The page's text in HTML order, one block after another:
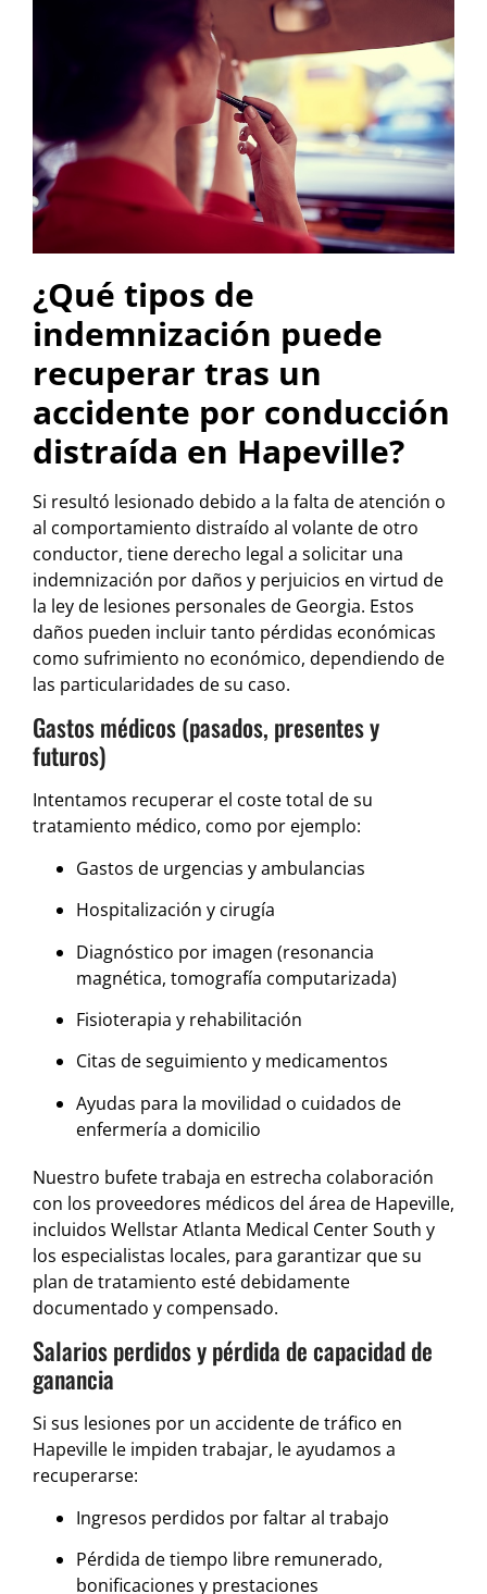
¿Qué tipos de
indemnización puede
recuperar tras un
accidente por conducción
distraída en Hapeville?
Si resultó lesionado debido a la falta de atención o
al comportamiento distraído al volante de otro
conductor, tiene derecho legal a solicitar una
indemnización por daños y perjuicios en virtud de
la ley de lesiones personales de Georgia. Estos
daños pueden incluir tanto pérdidas económicas
como sufrimiento no económico, dependiendo de
las particularidades de su caso.
Gastos médicos (pasados, presentes y
futuros)
Intentamos recuperar el coste total de su
tratamiento médico, como por ejemplo:
Gastos de urgencias y ambulancias
Hospitalización y cirugía
Diagnóstico por imagen (resonancia
magnética, tomografía computarizada)
Fisioterapia y rehabilitación
Citas de seguimiento y medicamentos
Ayudas para la movilidad o cuidados de
enfermería a domicilio
Nuestro bufete trabaja en estrecha colaboración
con los proveedores médicos del área de Hapeville,
incluidos Wellstar Atlanta Medical Center South y
los especialistas locales, para garantizar que su
plan de tratamiento esté debidamente
documentado y compensado.
Salarios perdidos y pérdida de capacidad de
ganancia
Si sus lesiones por un accidente de tráfico en
Hapeville le impiden trabajar, le ayudamos a
recuperarse:
Ingresos perdidos por faltar al trabajo
Pérdida de tiempo libre remunerado,
bonificaciones y prestaciones